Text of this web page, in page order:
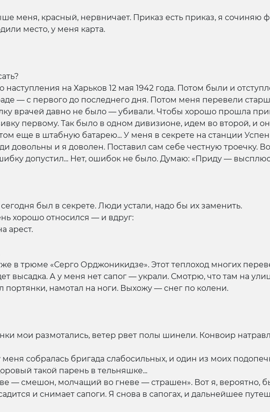
меня, красный, нервничает. Приказ есть приказ, я сочиняю
место, у меня карта.
на Харьков 12 мая 1942 года. Потом были и
— с первого до последнего дня. Потом меня перевели
врачей давно не было — убивали. Чтобы хорошо прошла
первому. Так было в одном дивизионе, идем во второй, и
еще в штабную батарею... У меня в секрете на станции
довольны и я доволен. Поставил сам себе честную троечку.
допустил... Нет, ошибок не было. Думаю: «Приду —
был в секрете. Люди устали, надо бы их заменить.
хорошо относился — и вдруг:
арест.
в трюме «Серго Орджоникидзе». Этот теплоход многих
высадка. А у меня нет сапог — украли. Смотрю, что там на
намотал на ноги. Выхожу — снег по колени.
мои размотались, ветер рвет полы шинели. Конвоир
собралась бригада слабосильных, и один из моих
такой парень в тельняшке...
— смешон, молчащий во гневе — страшен». Вот я, вероятно,
и снимает сапоги. Я снова в сапогах, и дальнейшее